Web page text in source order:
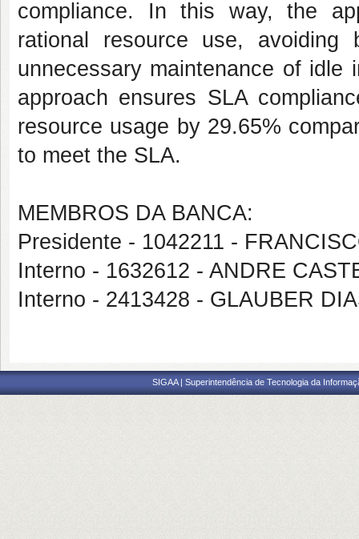
compliance. In this way, the
rational resource use,
unnecessary maintenance of idle
approach ensures SLA
resource usage by 29.65%
to meet the SLA.
MEMBROS DA BANCA:
Presidente - 1042211 -
Interno - 1632612 - ANDRE
Interno - 2413428 - GLAUBER
SIGAA | Superintendência de Tecnologia da